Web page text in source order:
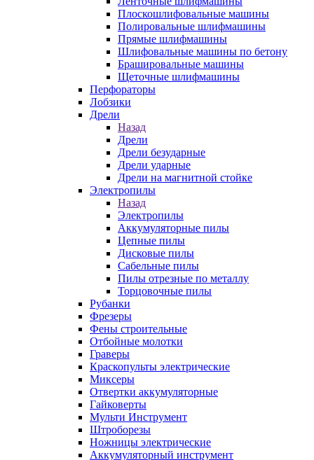
Плоскошлифовальные машины
Полировальные шлифмашины
Прямые шлифмашины
Шлифовальные машины по бетону
Брашировальные машины
Щеточные шлифмашины
Перфораторы
Лобзики
Дрели
Назад
Дрели
Дрели безударные
Дрели ударные
Дрели на магнитной стойке
Электропилы
Назад
Электропилы
Аккумуляторные пилы
Цепные пилы
Дисковые пилы
Сабельные пилы
Пилы отрезные по металлу
Торцовочные пилы
Рубанки
Фрезеры
Фены строительные
Отбойные молотки
Граверы
Краскопульты электрические
Миксеры
Отвертки аккумуляторные
Гайковерты
Мульти Инструмент
Штроборезы
Ножницы электрические
Аккумуляторный инструмент